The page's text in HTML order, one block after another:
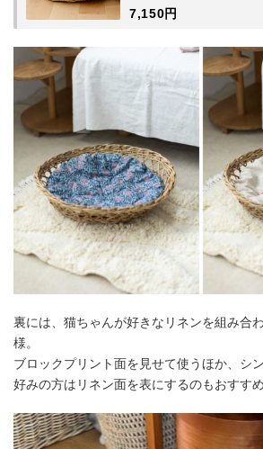
7,150円
裏には、猫ちゃんが好きなリネンを組み合
様。
ブロックプリント面を見せて使うほか、シ
好みの方はリネン面を表にするのもおすすめ